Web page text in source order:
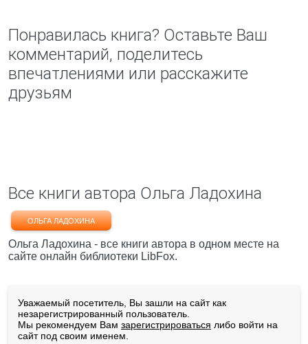
Понравилась книга? Оставьте Ваш
комментарий, поделитесь
впечатлениями или расскажите
друзьям
Все книги автора Ольга Ладохина
ОЛЬГА ЛАДОХИНА
Ольга Ладохина - все книги автора в одном месте на
сайте онлайн библиотеки LibFox.
Уважаемый посетитель, Вы зашли на сайт как
незарегистрированный пользователь.
Мы рекомендуем Вам зарегистрироваться либо войти на
сайт под своим именем.